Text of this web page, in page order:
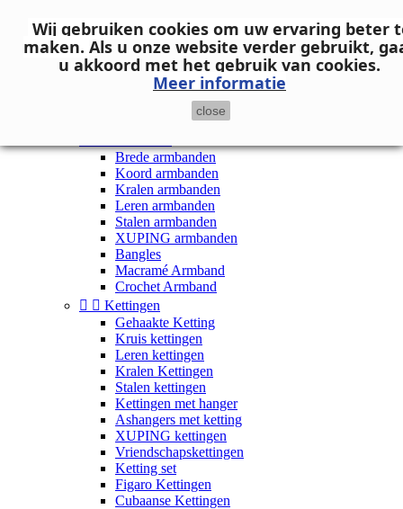
Inloggen
shopping_cart Winkelwagen (0)
Brede armbanden
Koord armbanden
Kralen armbanden
Leren armbanden
Stalen armbanden
XUPING armbanden
Bangles
Macramé Armband
Crochet Armband
  Kettingen
Gehaakte Ketting
Kruis kettingen
Leren kettingen
Kralen Kettingen
Stalen kettingen
Kettingen met hanger
Ashangers met ketting
XUPING kettingen
Vriendschapskettingen
Ketting set
Figaro Kettingen
Cubaanse Kettingen
Wij gebruiken cookies om uw ervaring beter
maken. Als u onze website verder gebruikt,
u akkoord met het gebruik van cookies.
Meer informatie
close